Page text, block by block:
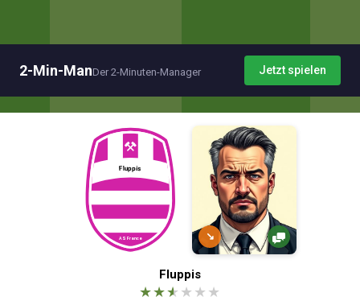
2-Min-ManDer 2-Minuten-Manager Jetzt spielen
↘
Fluppis
★★★ ★ ★ ★